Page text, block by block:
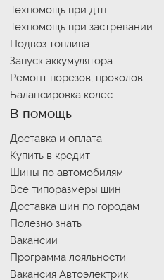
Техпомощь при дтп
Техпомощь при застревании
Подвоз топлива
Запуск аккумулятора
Ремонт порезов, проколов
Балансировка колес
В помощь
Доставка и оплата
Купить в кредит
Шины по автомобилям
Все типоразмеры шин
Доставка шин по городам
Полезно знать
Вакансии
Программа лояльности
Вакансия Автоэлектрик